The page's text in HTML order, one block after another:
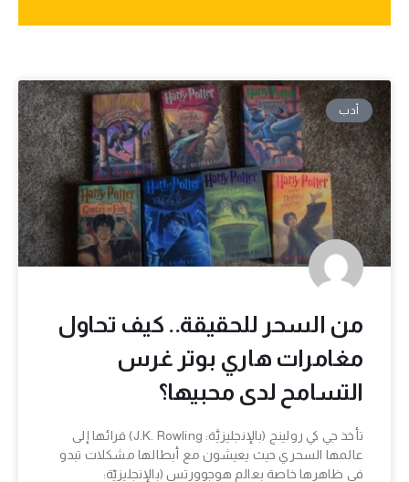
أدب
من السحر للحقيقة.. كيف تحاول
مغامرات هاري بوتر غرس
التسامح لدى محبيها؟
تأخذ جي كي رولينج (بالإنجليزيَّة: J.K. Rowling) قرائها إلى
عالمها السحري حيث يعيشون مع أبطالها مشكلات تبدو
في ظاهرها خاصة بعالم هوجوورتس (بالإنجليزيّة: